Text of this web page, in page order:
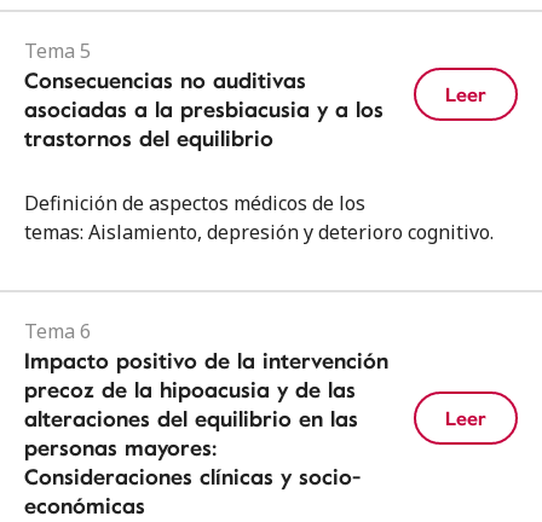
Tema 5
Consecuencias no auditivas
asociadas a la presbiacusia y a los
trastornos del equilibrio
Leer
Definición de aspectos médicos de los
temas: Aislamiento, depresión y deterioro cognitivo.
Tema 6
Impacto positivo de la intervención
precoz de la hipoacusia y de las
alteraciones del equilibrio en las
personas mayores:
Consideraciones clínicas y socio-
económicas
Leer